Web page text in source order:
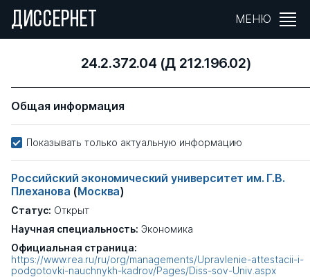
ДИССЕРНЕТ МЕНЮ
24.2.372.04 (Д 212.196.02)
Общая информация
Показывать только актуальную информацию
Российский экономический университет им. Г.В.
Плеханова (Москва)
Статус: Открыт
Научная специальность: Экономика
Официальная страница:
https://www.rea.ru/ru/org/managements/Upravlenie-attestacii-i-
podgotovki-nauchnykh-kadrov/Pages/Diss-sov-Univ.aspx